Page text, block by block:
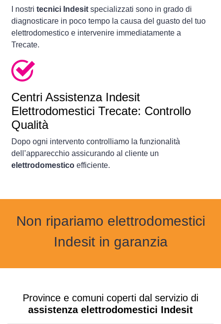
I nostri tecnici Indesit specializzati sono in grado di
diagnosticare in poco tempo la causa del guasto del tuo
elettrodomestico e intervenire immediatamente a
Trecate.
Centri Assistenza Indesit
Elettrodomestici Trecate: Controllo
Qualità
Dopo ogni intervento controlliamo la funzionalità
dell’apparecchio assicurando al cliente un
elettrodomestico efficiente.
Non ripariamo elettrodomestici
Indesit in garanzia
Province e comuni coperti dal servizio di
assistenza elettrodomestici Indesit